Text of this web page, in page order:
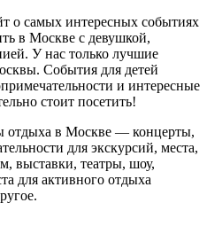
о самых интересных событиях
в Москве с девушкой,
У нас только лучшие
События для детей
и интересные
стоит посетить!
отдыха в Москве — концерты,
для экскурсий, места,
выставки, театры, шоу,
для активного отдыха